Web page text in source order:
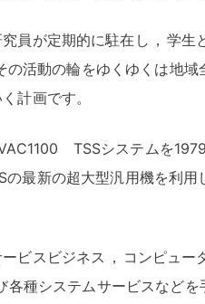
員が定期的に駐在し ， 学生
の活動の輪をゆくゆくは地域
計画です。
TSSシステムを
の最新の超大型汎用機を利用
ビスビジネス ， コンピュー
各種システムサービスなど